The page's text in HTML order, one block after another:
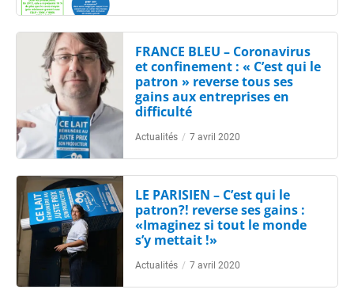
FRANCE BLEU – Coronavirus
et confinement : « C’est qui le
patron » reverse tous ses
gains aux entreprises en
difficulté
Actualités / 7 avril 2020
LE PARISIEN – C’est qui le
patron?! reverse ses gains :
«Imaginez si tout le monde
s’y mettait !»
Actualités / 7 avril 2020